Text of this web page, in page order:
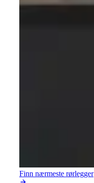
Finn nærmeste rørlegger